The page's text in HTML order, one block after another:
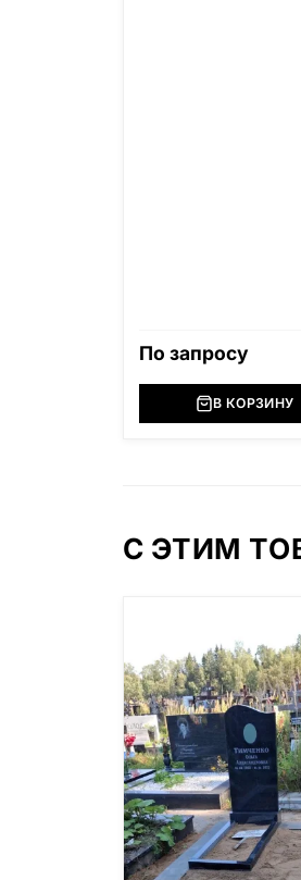
По запросу
В КОРЗИНУ
С ЭТИМ